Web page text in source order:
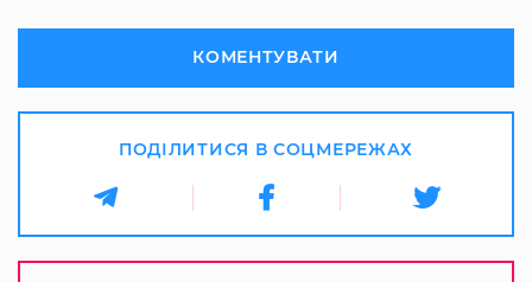
КОМЕНТУВАТИ
ПОДІЛИТИСЯ В СОЦМЕРЕЖАХ